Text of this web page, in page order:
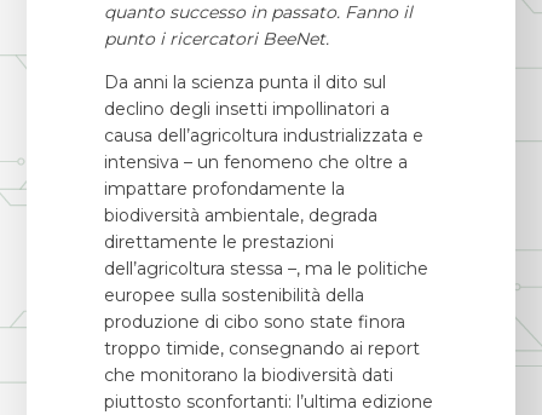
quanto successo in passato. Fanno il
punto i ricercatori BeeNet.
Da anni la scienza punta il dito sul
declino degli insetti impollinatori a
causa dell’agricoltura industrializzata e
intensiva – un fenomeno che oltre a
impattare profondamente la
biodiversità ambientale, degrada
direttamente le prestazioni
dell’agricoltura stessa –, ma le politiche
europee sulla sostenibilità della
produzione di cibo sono state finora
troppo timide, consegnando ai report
che monitorano la biodiversità dati
piuttosto sconfortanti: l’ultima edizione